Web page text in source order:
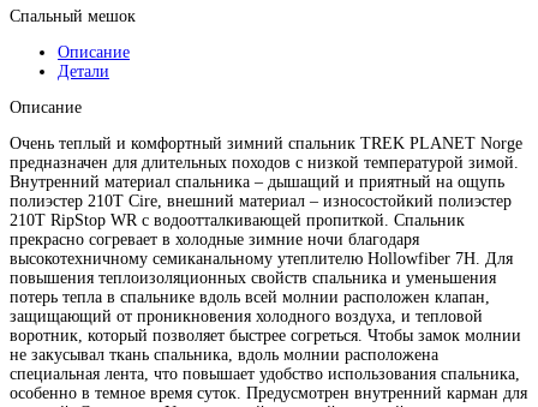
Спальный мешок
Описание
Детали
Описание
Очень теплый и комфортный зимний спальник TREK PLANET Norge
предназначен для длительных походов с низкой температурой зимой.
Внутренний материал спальника – дышащий и приятный на ощупь
полиэстер 210Т Cire, внешний материал – износостойкий полиэстер
210T RipStop WR с водоотталкивающей пропиткой. Спальник
прекрасно согревает в холодные зимние ночи благодаря
высокотехничному семиканальному утеплителю Hollowfiber 7H. Для
повышения теплоизоляционных свойств спальника и уменьшения
потерь тепла в спальнике вдоль всей молнии расположен клапан,
защищающий от проникновения холодного воздуха, и тепловой
воротник, который позволяет быстрее согреться. Чтобы замок молнии
не закусывал ткань спальника, вдоль молнии расположена
специальная лента, что повышает удобство использования спальника,
особенно в темное время суток. Предусмотрен внутренний карман для